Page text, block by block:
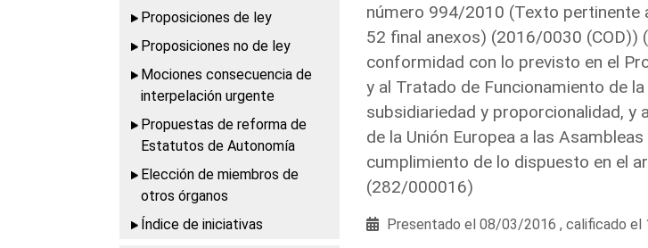
Proposiciones de ley
Proposiciones no de ley
Mociones consecuencia de
interpelación urgente
Propuestas de reforma de
Estatutos de Autonomía
Elección de miembros de
otros órganos
Índice de iniciativas
número 994/2010 (Texto pertinente
52 final anexos) (2016/0030 (COD))
conformidad con lo previsto en el
y al Tratado de Funcionamiento de
subsidiariedad y proporcionalidad, y
de la Unión Europea a las
cumplimiento de lo dispuesto en el
(282/000016)
Presentado el 08/03/2016 , calificado